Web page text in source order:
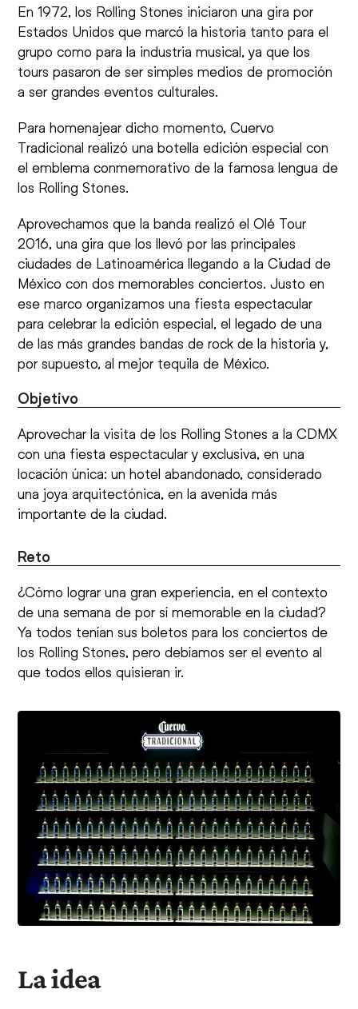
En 1972, los Rolling Stones iniciaron una gira por
Estados Unidos que marcó la historia tanto para el
grupo como para la industria musical, ya que los
tours pasaron de ser simples medios de promoción
a ser grandes eventos culturales.
Para homenajear dicho momento, Cuervo
Tradicional realizó una botella edición especial con
el emblema conmemorativo de la famosa lengua de
los Rolling Stones.
Aprovechamos que la banda realizó el Olé Tour
2016, una gira que los llevó por las principales
ciudades de Latinoamérica llegando a la Ciudad de
México con dos memorables conciertos. Justo en
ese marco organizamos una fiesta espectacular
para celebrar la edición especial, el legado de una
de las más grandes bandas de rock de la historia y,
por supuesto, al mejor tequila de México.
Objetivo
Aprovechar la visita de los Rolling Stones a la CDMX
con una fiesta espectacular y exclusiva, en una
locación única: un hotel abandonado, considerado
una joya arquitectónica, en la avenida más
importante de la ciudad.
Reto
¿Cómo lograr una gran experiencia, en el contexto
de una semana de por sí memorable en la ciudad?
Ya todos tenían sus boletos para los conciertos de
los Rolling Stones, pero debíamos ser el evento al
que todos ellos quisieran ir.
La idea